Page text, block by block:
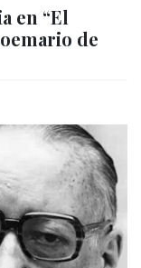
en “El
de